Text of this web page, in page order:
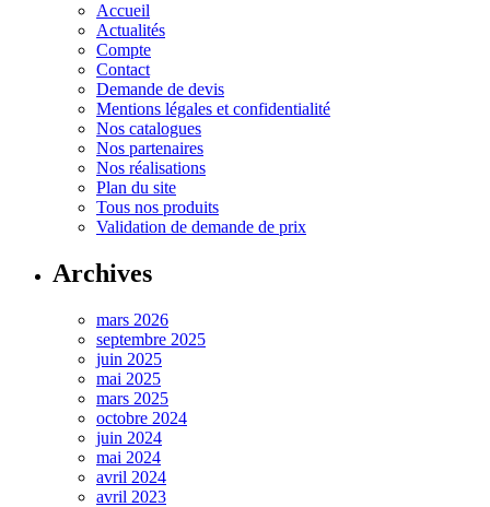
Accueil
Actualités
Compte
Contact
Demande de devis
Mentions légales et confidentialité
Nos catalogues
Nos partenaires
Nos réalisations
Plan du site
Tous nos produits
Validation de demande de prix
Archives
mars 2026
septembre 2025
juin 2025
mai 2025
mars 2025
octobre 2024
juin 2024
mai 2024
avril 2024
avril 2023